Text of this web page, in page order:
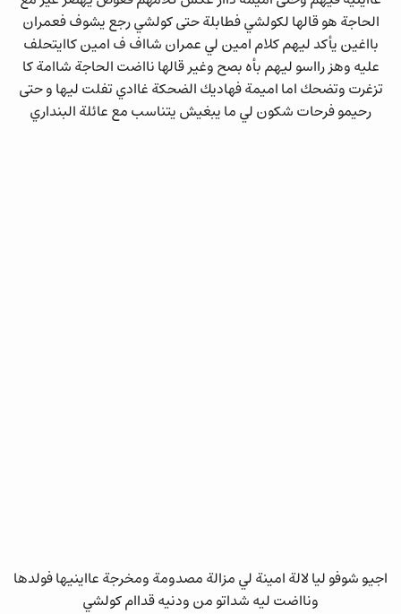
الحاجة هو قالها لكولشي فطابلة حتى كولشي رجع يشوف فعمران
بااغين يأكد ليهم كلام امين لي عمران شااف ف امين كاايتحلف
عليه وهز رااسو ليهم بأه بصح وغير قالها نااضت الحاجة شاامة كا
تزغرت وتضحك اما اميمة فهاديك الضحكة غاادي تفلت ليها و حتى
رحيمو فرحات شكون لي ما يبغيش يتناسب مع عائلة البنداري
اجيو شوفو ليا لالة امينة لي مزالة مصدومة ومخرجة عااينيها فولدها
ونااضت ليه شداتو من ودنيه قداام كولشي